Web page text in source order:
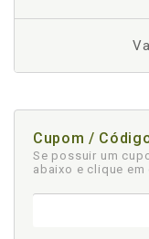
Cupom /
Se possuir um
abaixo e clique em